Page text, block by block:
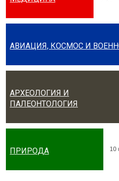
АВИАЦИЯ, КОСМОС И
АРХЕОЛОГИЯ И
ПАЛЕОНТОЛОГИЯ
ПРИРОДА 10